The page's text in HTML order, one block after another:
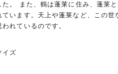
た。 また、鶴は蓬莱に住み、蓬莱
ています。天上や蓬莱など、この世
れているのです。
イズ